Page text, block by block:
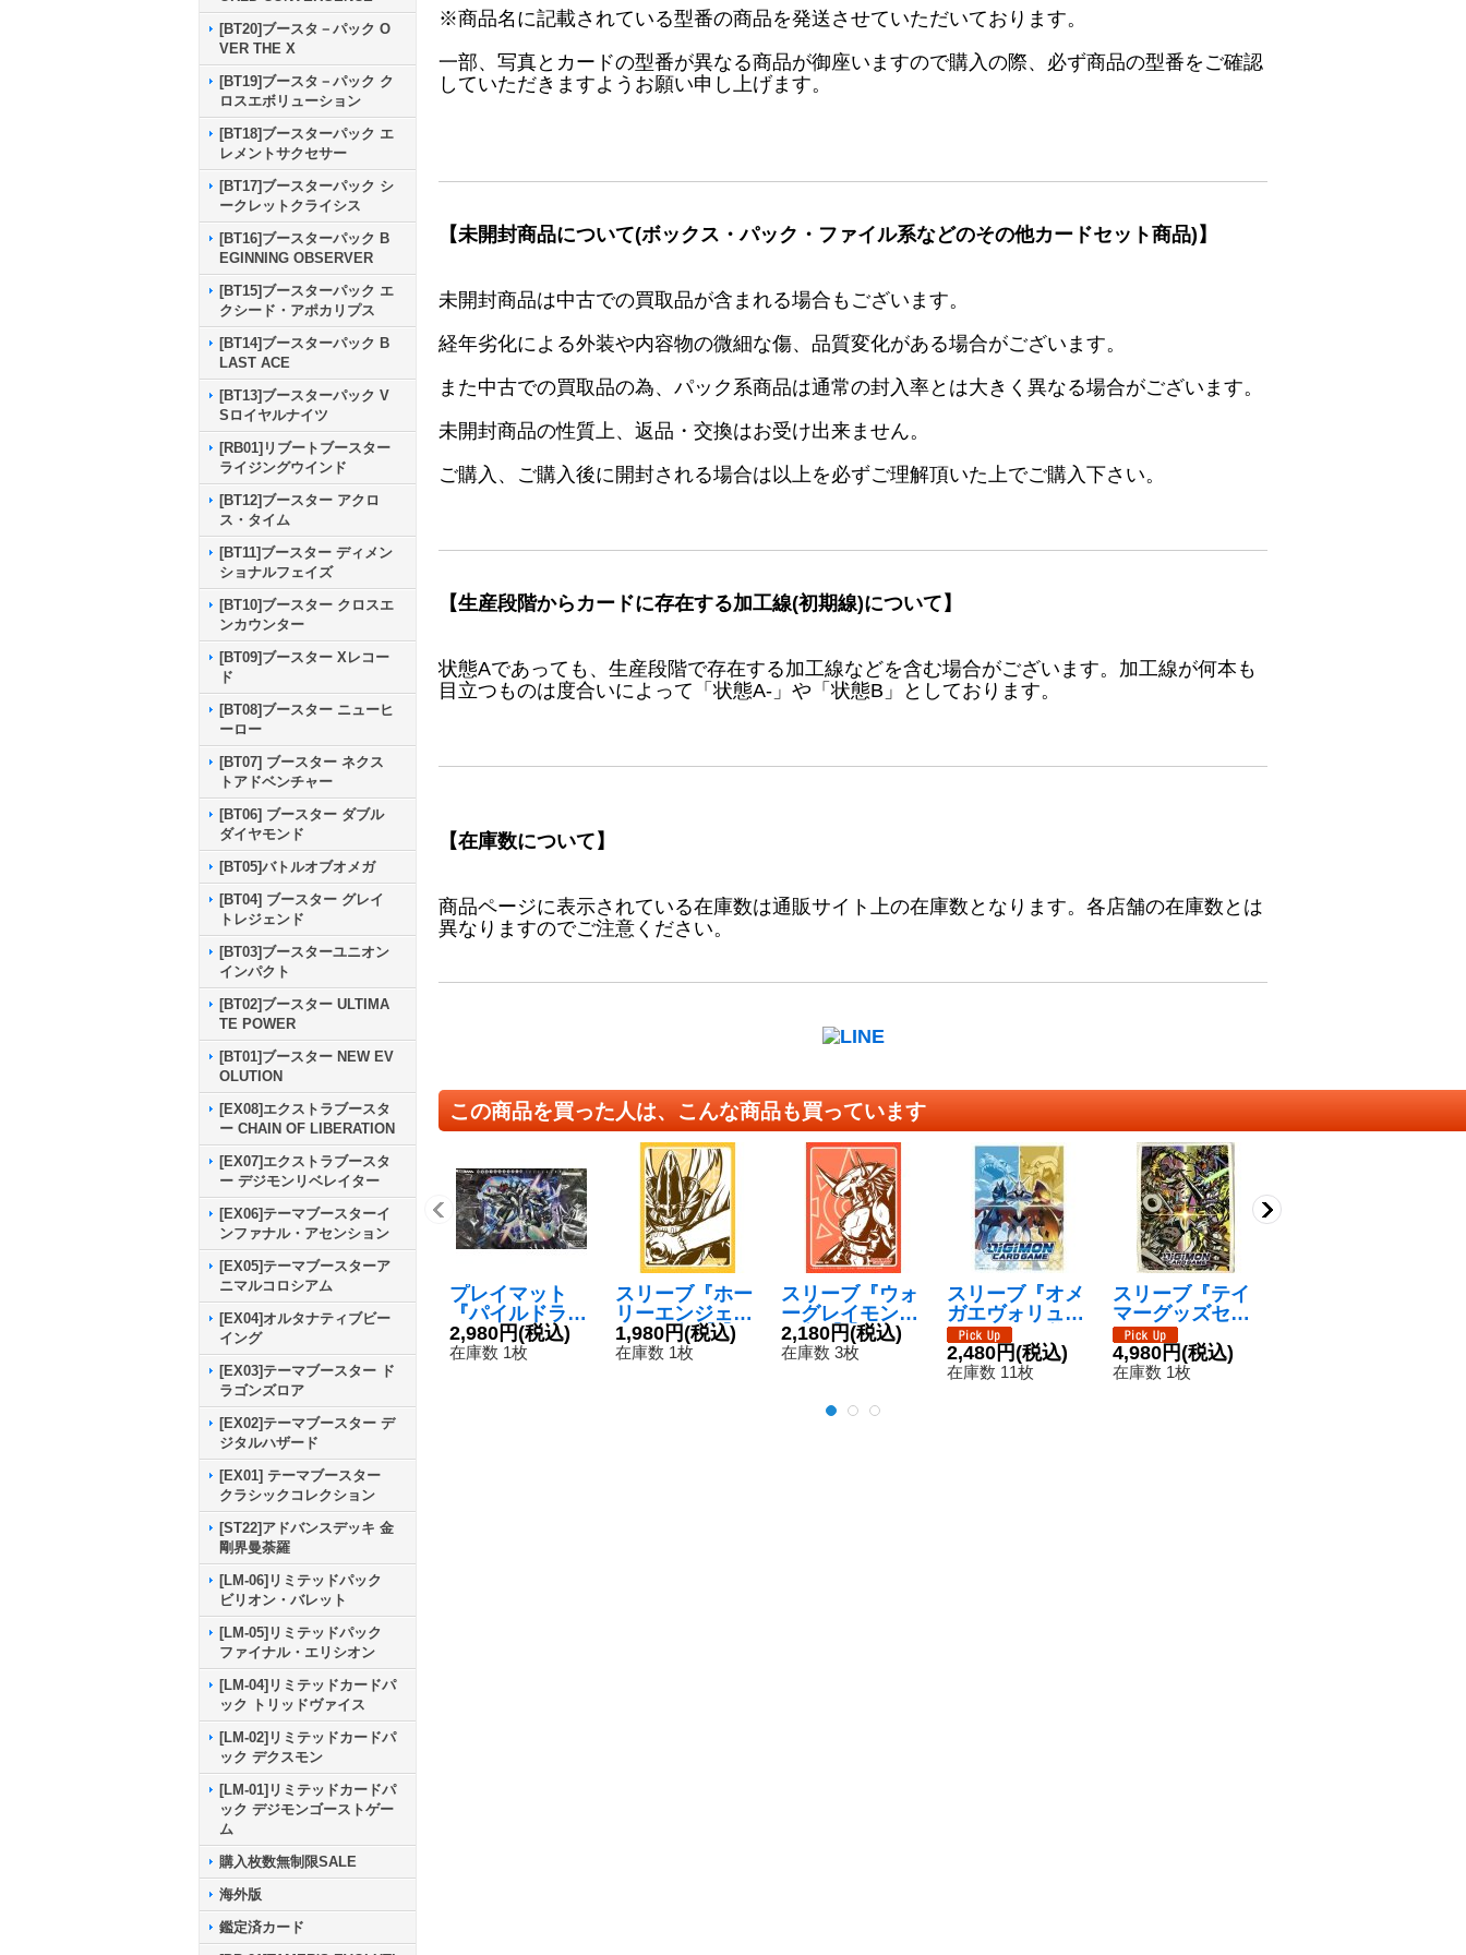
[BT20]ブースタ－パック O
VER THE X
[BT19]ブースタ－パック ク
ロスエボリューション
[BT18]ブースターパック エ
レメントサクセサー
[BT17]ブースターパック シ
ークレットクライシス
[BT16]ブースターパック B
EGINNING OBSERVER
[BT15]ブースターパック エ
クシード・アポカリプス
[BT14]ブースターパック B
LAST ACE
[BT13]ブースターパック V
Sロイヤルナイツ
[RB01]リブートブースター
ライジングウインド
[BT12]ブースター アクロ
ス・タイム
[BT11]ブースター ディメン
ショナルフェイズ
[BT10]ブースター クロスエ
ンカウンター
[BT09]ブースター Xレコー
ド
[BT08]ブースター ニューヒ
ーロー
[BT07] ブースター ネクス
トアドベンチャー
[BT06] ブースター ダブル
ダイヤモンド
[BT05]バトルオブオメガ
[BT04] ブースター グレイ
トレジェンド
[BT03]ブースターユニオン
インパクト
[BT02]ブースター ULTIMA
TE POWER
[BT01]ブースター NEW EV
OLUTION
[EX08]エクストラブースタ
ー CHAIN OF LIBERATION
[EX07]エクストラブースタ
ー デジモンリベレイター
[EX06]テーマブースターイ
ンファナル・アセンション
[EX05]テーマブースターア
ニマルコロシアム
[EX04]オルタナティブビー
イング
[EX03]テーマブースター ド
ラゴンズロア
[EX02]テーマブースター デ
ジタルハザード
[EX01] テーマブースター
クラシックコレクション
[ST22]アドバンスデッキ 金
剛界曼荼羅
[LM-06]リミテッドパック
ビリオン・バレット
[LM-05]リミテッドパック
ファイナル・エリシオン
[LM-04]リミテッドカードパ
ック トリッドヴァイス
[LM-02]リミテッドカードパ
ック デクスモン
[LM-01]リミテッドカードパ
ック デジモンゴーストゲー
ム
購入枚数無制限SALE
海外版
鑑定済カード
※商品名に記載されている型番の商品を発送させていただいております。
一部、写真とカードの型番が異なる商品が御座いますので購入の際、必ず商品の型番をご確認
していただきますようお願い申し上げます。
【未開封商品について(ボックス・パック・ファイル系などのその他カードセット商品)】
未開封商品は中古での買取品が含まれる場合もございます。
経年劣化による外装や内容物の微細な傷、品質変化がある場合がございます。
また中古での買取品の為、パック系商品は通常の封入率とは大きく異なる場合がございます。
未開封商品の性質上、返品・交換はお受け出来ません。
ご購入、ご購入後に開封される場合は以上を必ずご理解頂いた上でご購入下さい。
【生産段階からカードに存在する加工線(初期線)について】
状態Aであっても、生産段階で存在する加工線などを含む場合がございます。加工線が何本も
目立つものは度合いによって「状態A-」や「状態B」としております。
【在庫数について】
商品ページに表示されている在庫数は通販サイト上の在庫数となります。各店舗の在庫数とは
異なりますのでご注意ください。
この商品を買った人は、こんな商品も買っています
プレイマット
『パイルドラモ
ン＆ディノビー
モン(カードな
2,980円(税込)
在庫数 1枚
スリーブ『ホー
リーエンジェモ
ン』60枚【-】
{-}《サプライ》
1,980円(税込)
在庫数 1枚
スリーブ『ウォ
ーグレイモン』
60枚【-】{-}
《サプライ》
2,180円(税込)
在庫数 3枚
スリーブ『オメ
ガエヴォリュー
ション』60枚
【-】{-}《サプ
ライ》
2,480円(税込)
在庫数 11枚
スリーブ『テイ
マーグッズセッ
ト[PB-02]』60
枚【-】{-}《サ
プライ》
4,980円(税込)
在庫数 1枚